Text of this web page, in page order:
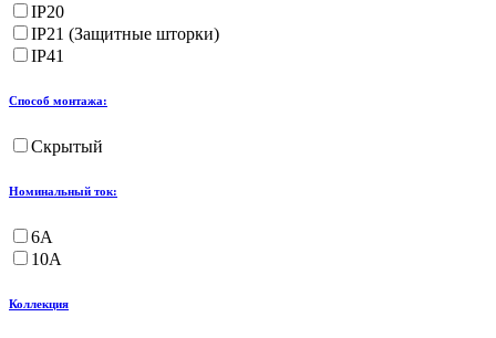
IP20
IP21 (Защитные шторки)
IP41
Способ монтажа:
Скрытый
Номинальный ток:
6А
10А
Коллекция